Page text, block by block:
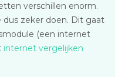
verschillen enorm.
zeker doen. Dit gaat
(een internet
internet vergelijken